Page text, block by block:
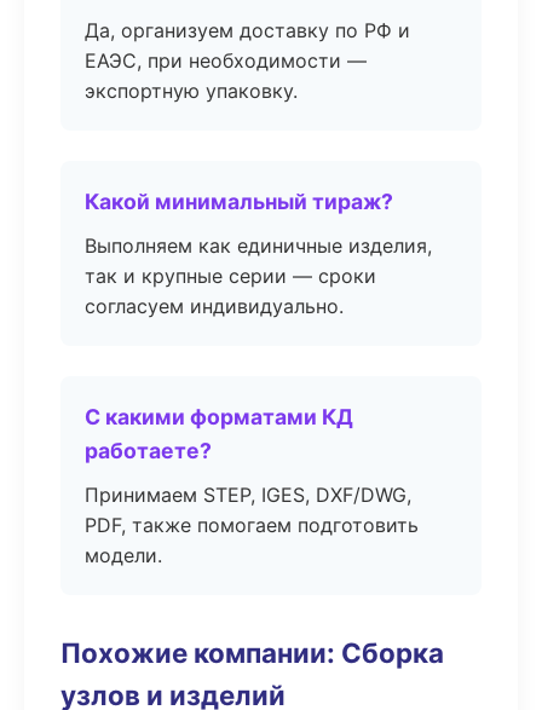
Да, организуем доставку по РФ и
ЕАЭС, при необходимости —
экспортную упаковку.
Какой минимальный тираж?
Выполняем как единичные изделия,
так и крупные серии — сроки
согласуем индивидуально.
С какими форматами КД
работаете?
Принимаем STEP, IGES, DXF/DWG,
PDF, также помогаем подготовить
модели.
Похожие компании: Сборка
узлов и изделий